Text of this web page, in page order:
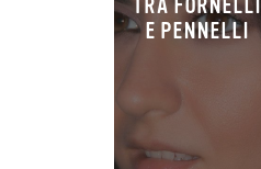
TRA FORNELLI
E PENNELLI